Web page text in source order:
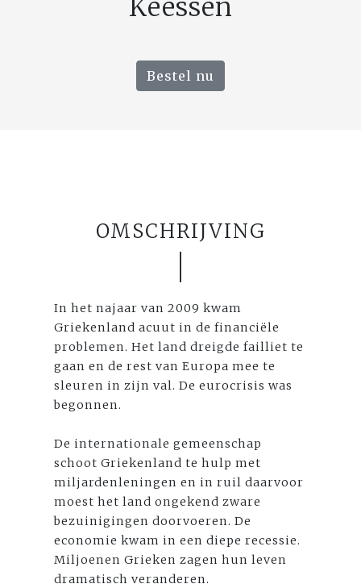
Keessen
Bestel nu
OMSCHRIJVING
In het najaar van 2009 kwam
Griekenland acuut in de financiële
problemen. Het land dreigde failliet te
gaan en de rest van Europa mee te
sleuren in zijn val. De eurocrisis was
begonnen.
De internationale gemeenschap
schoot Griekenland te hulp met
miljardenleningen en in ruil daarvoor
moest het land ongekend zware
bezuinigingen doorvoeren. De
economie kwam in een diepe recessie.
Miljoenen Grieken zagen hun leven
dramatisch veranderen.